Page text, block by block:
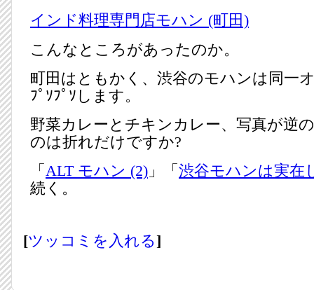
インド料理専門店モハン (町田)
こんなところがあったのか。
町田はともかく、渋谷のモハンは同一
ﾌﾟｿﾌﾟｿします。
野菜カレーとチキンカレー、写真が逆
のは折れだけですか?
「 ALT モハン (2) 」「 渋谷モハンは実在
続く。
[ツッコミを入れる]